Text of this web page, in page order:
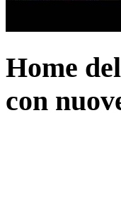
Home
con